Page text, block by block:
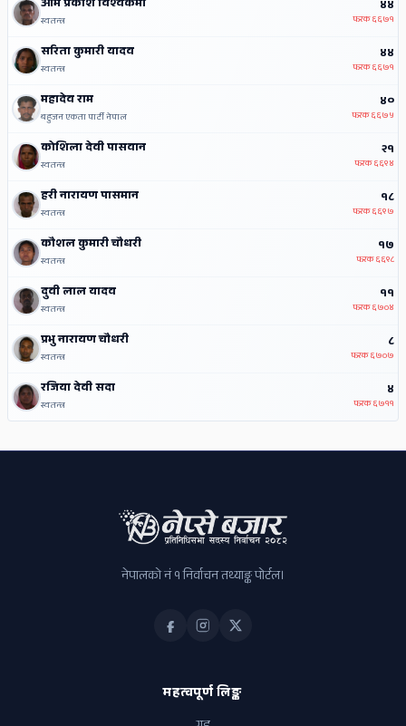
ओम प्रकाश विश्‍वकर्मा
स्वतन्त्र
४४
फरक६६७१
सरिता कुमारी यादव
स्वतन्त्र
४४
फरक६६७१
महादेव राम
बहुजन एकता पार्टी नेपाल
४०
फरक६६७५
कोशिला देवी पासवान
स्वतन्त्र
२१
फरक६६९४
हरी नारायण पासमान
स्वतन्त्र
१८
फरक६६९७
कौशल कुमारी चौधरी
स्वतन्त्र
१७
फरक६६९८
दुवी लाल यादव
स्वतन्त्र
११
फरक६७०४
प्रभु नारायण चौधरी
स्वतन्त्र
८
फरक६७०७
रजिया देवी सदा
स्वतन्त्र
४
फरक६७११
नेपालको नं १ निर्वाचन तथ्याङ्क पोर्टल।
महत्वपूर्ण लिङ्क